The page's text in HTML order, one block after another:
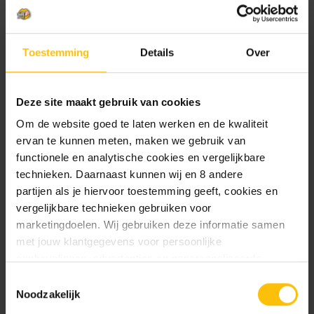
Toestemming Details Over
Deze site maakt gebruik van cookies
Om de website goed te laten werken en de kwaliteit
ervan te kunnen meten, maken we gebruik van
functionele en analytische cookies en vergelijkbare
technieken. Daarnaast kunnen wij en 8 andere
partijen als je hiervoor toestemming geeft, cookies en
vergelijkbare technieken gebruiken voor
marketingdoelen. Wij gebruiken deze informatie samen
met jouw klantgegevens voor persoonlijke
ervaringen: je eigen DTDD (gepersonaliseerde
aanbevelingen, functionaliteiten en communicatie binnen
Noodzakelijk
6,95 - Vanaf 75 gratis
Statiegeld:
0,15
Multipacks:
6 - 11 stuks en krijg 5%
24 of meer stuks en krijg
10% korting
Huidige
voorraad:
380
Hoeveelheid
verlagen
van
Uiltje
Imperial
March
blik
Hoeveelheid
verhogen
van
Uiltje
Imperial
March
blik
Toevoegen aan verlanglijstje